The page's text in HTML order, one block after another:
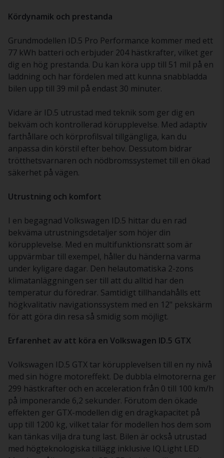
Kördynamik och prestanda
Grundmodellen ID.5 Pro Performance kommer med ett
77 kWh batteri och erbjuder 204 hästkrafter, vilket ger
dig en hög prestanda. Du kan köra upp till 51 mil på en
laddning och har fördelen med att kunna snabbladda
bilen upp till 39 mil på endast 30 minuter.
Vidare är ID.5 utrustad med teknik som ger dig en
bekväm och kontrollerad körupplevelse. Med adaptiv
farthållare och körprofilsval tillgängliga, kan du
anpassa din körstil efter behov. Dessutom bidrar
trötthetsvarnaren och nödbromssystemet till en ökad
säkerhet på vägen.
Utrustning och komfort
I en begagnad Volkswagen ID.5 hittar du en rad
bekväma utrustningsdetaljer som höjer din
körupplevelse. Med en multifunktionsratt som är
uppvärmbar till exempel, håller du händerna varma
under kyligare dagar. Den helautomatiska 2-zons
klimatanläggningen ser till att du alltid har den
temperatur du föredrar. Samtidigt tillhandahålls ett
högkvalitativ navigationssystem med en 12" pekskärm
för att göra din resa så smidig som möjligt.
Erfarenhet av att köra en Volkswagen ID.5 GTX
Volkswagen ID.5 GTX tar körupplevelsen till en ny nivå
med sin högre motoreffekt. De dubbla elmotorerna ger
299 hästkrafter och en acceleration från 0 till 100 km/h
på imponerande 6,2 sekunder. Förutom den ökade
effekten ger GTX-modellen dig en dragkapacitet på
upp till 1200 kg, vilket talar för modellen hos dem som
kan tänkas vilja dra tung last. Bilen är också utrustad
med högteknologiska tillägg inklusive IQ.Light LED